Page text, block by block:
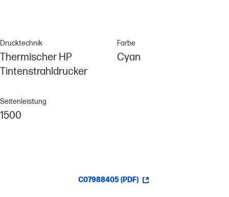
Drucktechnik
Thermischer HP
Tintenstrahldrucker
Farbe
Cyan
Seitenleistung
1500
C07988405 (PDF)